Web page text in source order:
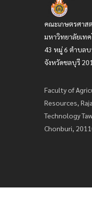
คณะเกษตรศาส
มหาวิทยาลัยเท
43 หมู่ 6 ตำบลบ
จังหวัดชลบุรี
Faculty of
Resources,
Technology
Chonburi,